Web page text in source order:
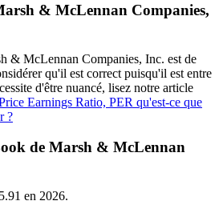
& McLennan Companies,
& McLennan Companies, Inc. est de
qu'il est correct puisqu'il est entre
d'être nuancé, lisez notre article
Earnings Ratio, PER qu'est-ce que
?
de Marsh & McLennan
en 2026.